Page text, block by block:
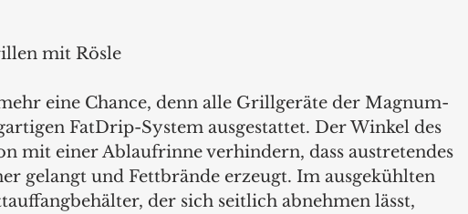
mit Rösle
eine Chance, denn alle Grillgeräte der Magnum-
FatDrip-System ausgestattet. Der Winkel des
mit einer Ablaufrinne verhindern, dass austretendes
gelangt und Fettbrände erzeugt. Im ausgekühlten
der sich seitlich abnehmen lässt,